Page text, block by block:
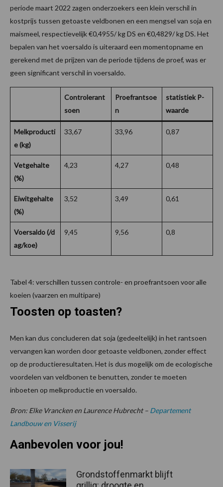
periode maart 2022 zagen onderzoekers een klein verschil in
kostprijs tussen getoaste veldbonen en een mengsel van soja en
maismeel, respectievelijk €0,4955/ kg DS en €0,4829/ kg DS. Het
bepalen van het voersaldo is uiteraard een momentopname en
gerekend met de prijzen van de periode tijdens de proef, was er
geen significant verschil in voersaldo.
Controlerant
soen
Proefrantsoe
n
statistiek P-
waarde
Melkproducti
e (kg)
33,67 33,96 0,87
Vetgehalte
(%)
4,23 4,27 0,48
Eiwitgehalte
(%)
3,52 3,49 0,61
Voersaldo (/d
ag/koe)
9,45 9,56 0,8
Tabel 4: verschillen tussen controle- en proefrantsoen voor alle
koeien (vaarzen en multipare)
Toosten op toasten?
Men kan dus concluderen dat soja (gedeeltelijk) in het rantsoen
vervangen kan worden door getoaste veldbonen, zonder effect
op de productieresultaten. Het is dus mogelijk om de ecologische
voordelen van veldbonen te benutten, zonder te moeten
inboeten op melkproductie en voersaldo.
Bron: Elke Vrancken en Laurence Hubrecht – Departement
Landbouw en Visserij
Aanbevolen voor jou!
Grondstoffenmarkt blijft